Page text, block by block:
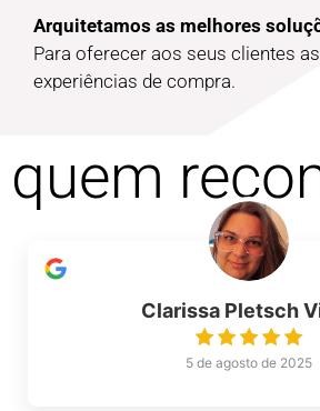
Arquitetamos as melhores
Para oferecer aos seus clientes
experiências de compra.
quem
Clarissa Pletsch
5 de agosto de 2025